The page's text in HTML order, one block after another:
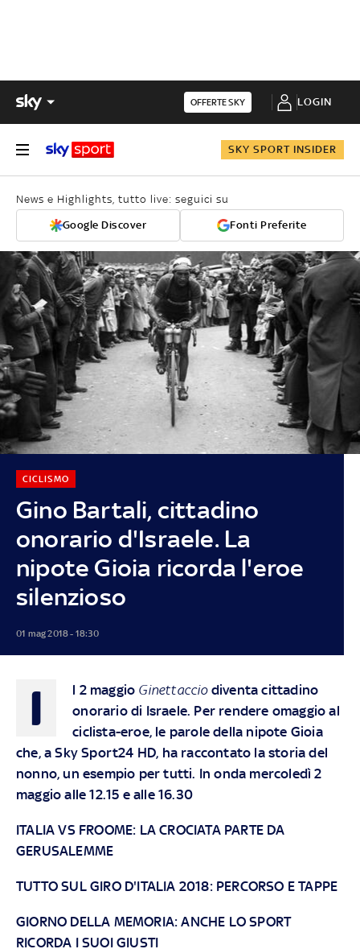
OFFERTE SKY LOGIN
SKY SPORT INSIDER
News e Highlights, tutto live: seguici su
Google Discover Fonti Preferite
Gino Bartali, cittadino
onorario d'Israele. La
nipote Gioia ricorda l'eroe
silenzioso
CICLISMO
01 mag 2018 - 18:30
I l 2 maggio Ginettaccio diventa cittadino
onorario di Israele. Per rendere omaggio al
ciclista-eroe, le parole della nipote Gioia
che, a Sky Sport24 HD, ha raccontato la storia del
nonno, un esempio per tutti. In onda mercoledì 2
maggio alle 12.15 e alle 16.30
ITALIA VS FROOME: LA CROCIATA PARTE DA
GERUSALEMME
TUTTO SUL GIRO D'ITALIA 2018: PERCORSO E TAPPE
GIORNO DELLA MEMORIA: ANCHE LO SPORT
RICORDA I SUOI GIUSTI